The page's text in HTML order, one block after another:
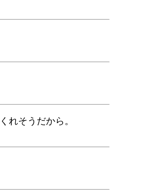
れそうだから。